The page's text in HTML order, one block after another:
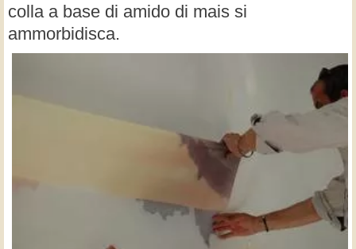
colla a base di amido di mais si
ammorbidisca.